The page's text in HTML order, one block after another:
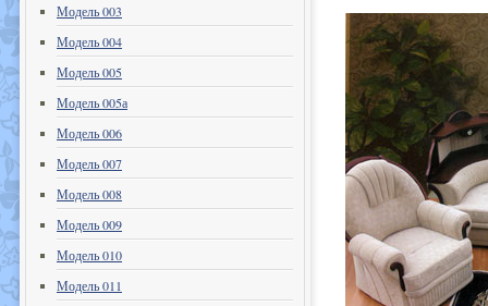
Модель 003
Модель 004
Модель 005
Модель 005а
Модель 006
Модель 007
Модель 008
Модель 009
Модель 010
Модель 011